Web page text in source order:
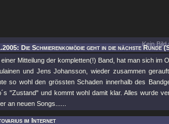
Kein Bild
Die Schmierenkomödie geht in die nächste Runde
einer Mitteilung der kompletten(!) Band, hat man sich im
und Jens Johansson, wieder zusammen
so wohl den grössten Schaden innerhalb des
"Zustand" und kommt wohl damit klar. Alles wurde
an neuen Songs......
im Internet